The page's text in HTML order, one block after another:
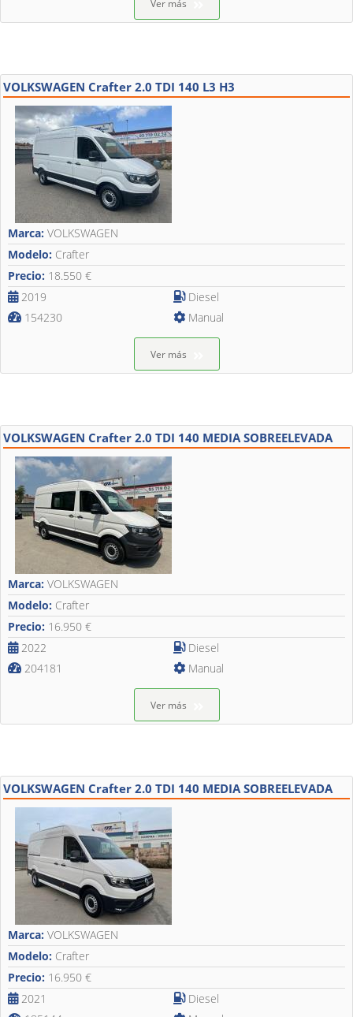
Ver más
VOLKSWAGEN Crafter 2.0 TDI 140 L3 H3
Marca: VOLKSWAGEN
Modelo: Crafter
Precio: 18.550 €
2019
154230
Diesel
Manual
Ver más
VOLKSWAGEN Crafter 2.0 TDI 140 MEDIA SOBREELEVADA
Marca: VOLKSWAGEN
Modelo: Crafter
Precio: 16.950 €
2022
204181
Diesel
Manual
Ver más
VOLKSWAGEN Crafter 2.0 TDI 140 MEDIA SOBREELEVADA
Marca: VOLKSWAGEN
Modelo: Crafter
Precio: 16.950 €
2021
Diesel